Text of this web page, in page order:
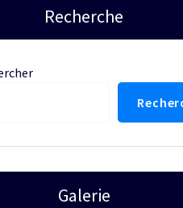
Recherche
Galerie